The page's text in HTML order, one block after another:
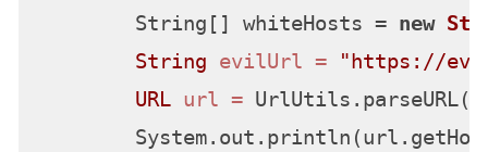
        String[] whiteHosts =
new
String evilUrl =
"https://
URL url =